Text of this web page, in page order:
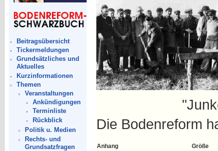
Beitragsübersicht
Tickermeldungen
Grundsätzliches und
Aktuelles
Kurzinformationen
Themen
Veranstaltungen
Ankündigungen
Terminliste
Rückblick
Politik u. Medien
Rechts- und
Grundsatzfragen
"Junkerland
Die Bodenreform
Anhang
Größe